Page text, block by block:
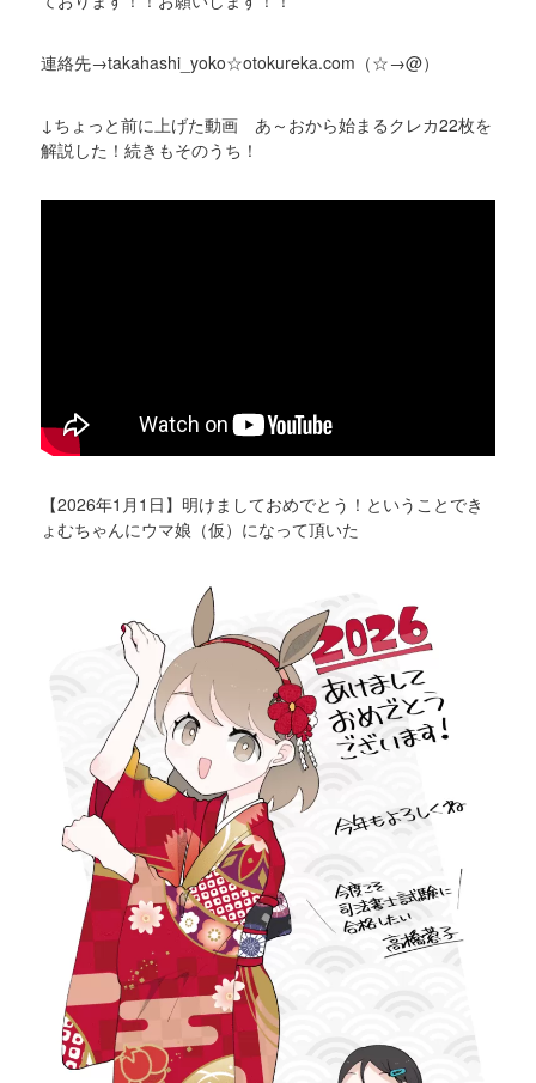
連絡先→takahashi_yoko☆otokureka.com（☆→@）
↓ちょっと前に上げた動画 あ～おから始まるクレカ22枚を
解説した！続きもそのうち！
【2026年1月1日】明けましておめでとう！ということでき
ょむちゃんにウマ娘（仮）になって頂いた